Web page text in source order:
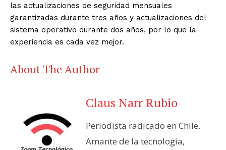
las actualizaciones de seguridad mensuales
garantizadas durante tres años y actualizaciones del
sistema operativo durante dos años, por lo que la
experiencia es cada vez mejor.
About The Author
Claus Narr Rubio
Periodista radicado en Chile.
Amante de la tecnología,